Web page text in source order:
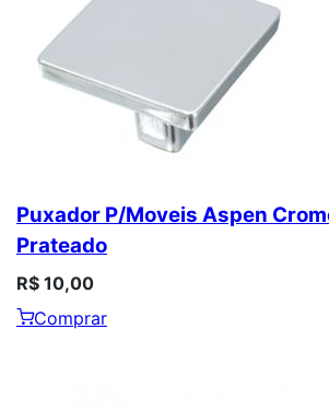
Puxador P/Moveis Aspen
Prateado
R$ 10,00
Comprar